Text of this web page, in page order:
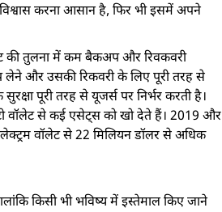
करना आसान है, फिर भी इसमें अपने
की तुलना में कम बैकअप और रिवकवरी
लेने और उसकी रिकवरी के लिए पूरी तरह से
पूरी तरह से यूजर्स पर निर्भर करती है।
वॉलेट से कई एसेट्स को खो देते हैं। 2019 और
वॉलेट से 22 मिलियन डॉलर से अधिक
किसी भी भविष्य में इस्तेमाल किए जाने